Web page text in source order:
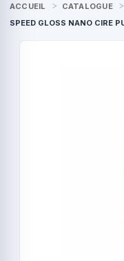
ACCUEIL CATALOGUE
SPEED GLOSS NANO CIRE